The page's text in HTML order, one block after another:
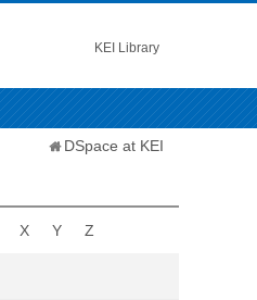
KEI Library
DSpace at KEI
X Y Z